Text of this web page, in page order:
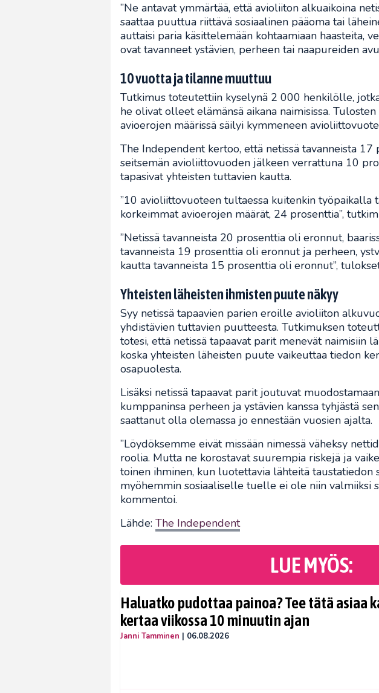
”Ne antavat ymmärtää, että avioliiton alkuaikoina
saattaa puuttua riittävä sosiaalinen pääoma tai
auttaisi paria käsittelemään kohtaamiaan haasteita,
ovat tavanneet ystävien, perheen tai naapureiden
10 vuotta ja tilanne muuttuu
Tutkimus toteutettiin kyselynä 2 000 henkilölle,
he olivat olleet elämänsä aikana naimisissa.
avioerojen määrissä säilyi kymmeneen
The Independent kertoo, että netissä tavanneista
seitsemän avioliittovuoden jälkeen verrattuna 10
tapasivat yhteisten tuttavien kautta.
”10 avioliittovuoteen tultaessa kuitenkin työpaikalla
korkeimmat avioerojen määrät, 24 prosenttia”,
”Netissä tavanneista 20 prosenttia oli eronnut,
tavanneista 19 prosenttia oli eronnut ja perheen,
kautta tavanneista 15 prosenttia oli eronnut”,
Yhteisten läheisten ihmisten puute näkyy
Syy netissä tapaavien parien eroille avioliiton
yhdistävien tuttavien puutteesta. Tutkimuksen
totesi, että netissä tapaavat parit menevät naimisiin
koska yhteisten läheisten puute vaikeuttaa tiedon
osapuolesta.
Lisäksi netissä tapaavat parit joutuvat
kumppaninsa perheen ja ystävien kanssa tyhjästä
saattanut olla olemassa jo ennestään vuosien ajalta.
”Löydöksemme eivät missään nimessä väheksy
roolia. Mutta ne korostavat suurempia riskejä ja
toinen ihminen, kun luotettavia lähteitä taustatiedon
myöhemmin sosiaaliselle tuelle ei ole niin valmiiksi
kommentoi.
Lähde: The Independent
LUE MYÖS:
Haluatko pudottaa painoa? Tee tätä asiaa
kertaa viikossa 10 minuutin ajan
Janni Tamminen | 06.08.2026